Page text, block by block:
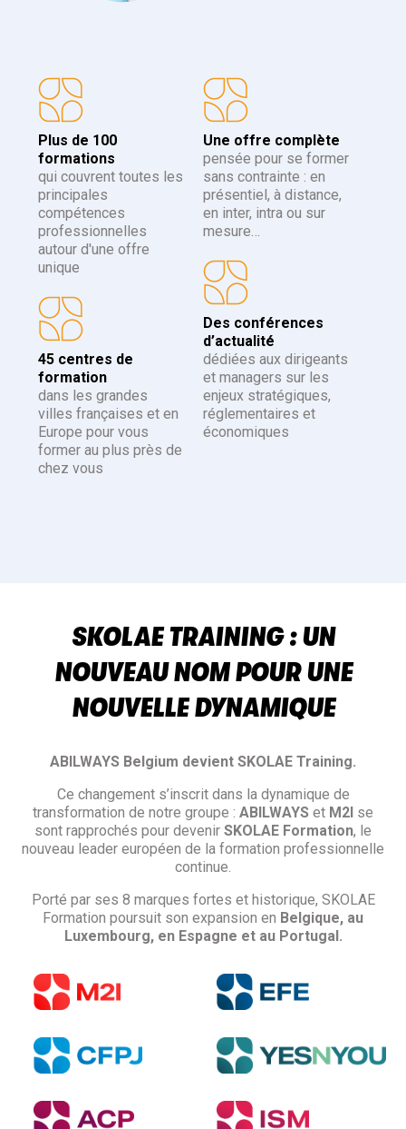
Plus de 100
formations
qui couvrent toutes les
principales
compétences
professionnelles
autour d'une offre
unique
45 centres de
formation
dans les grandes
villes françaises et en
Europe pour vous
former au plus près de
chez vous
Une offre complète
pensée pour se former
sans contrainte : en
présentiel, à distance,
en inter, intra ou sur
mesure…
Des conférences
d’actualité
dédiées aux dirigeants
et managers sur les
enjeux stratégiques,
réglementaires et
économiques
SKOLAE TRAINING : UN
NOUVEAU NOM POUR UNE
NOUVELLE DYNAMIQUE
ABILWAYS Belgium devient SKOLAE Training.
Ce changement s’inscrit dans la dynamique de
transformation de notre groupe : ABILWAYS et M2I se
sont rapprochés pour devenir SKOLAE Formation, le
nouveau leader européen de la formation professionnelle
continue.
Porté par ses 8 marques fortes et historique, SKOLAE
Formation poursuit son expansion en Belgique, au
Luxembourg, en Espagne et au Portugal.